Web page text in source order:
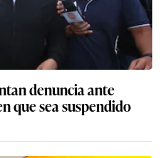
denuncia ante
que sea suspendido